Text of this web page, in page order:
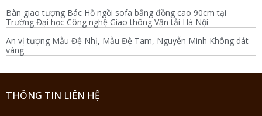
Bàn giao tượng Bác Hồ ngồi sofa bằng đồng cao 90cm tại
Trường Đại học Công nghệ Giao thông Vận tải Hà Nội
An vị tượng Mẫu Đệ Nhị, Mẫu Đệ Tam, Nguyễn Minh Không dát
vàng
THÔNG TIN LIÊN HỆ